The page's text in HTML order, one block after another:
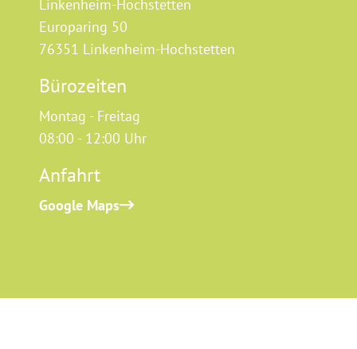
Linkenheim-Hochstetten
Europaring 50
76351 Linkenheim-Hochstetten
Bürozeiten
Montag - Freitag
08:00 - 12:00 Uhr
Anfahrt
Google Maps